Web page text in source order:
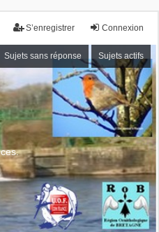
Connexion
S’enregistrer
Sujets sans réponse Sujets actifs